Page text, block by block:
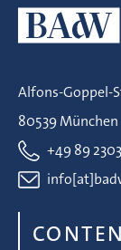
Alfons-Goppel-
80539 München
+49 89